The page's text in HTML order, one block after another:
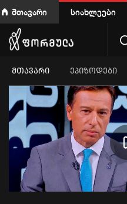
მთავარი სიახლეები
ᲛᲗᲐᲕᲐᲠᲘ ეპიზოდები